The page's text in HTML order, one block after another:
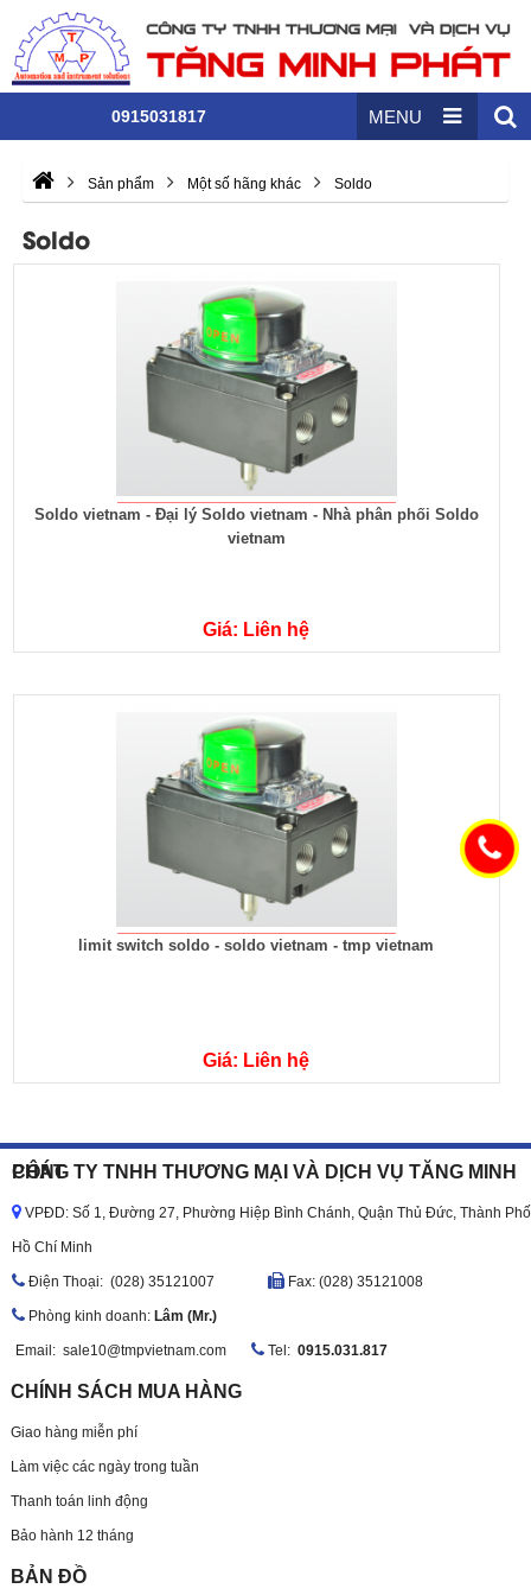
0915031817 MENU
Sản phẩm Một số hãng khác Soldo
Soldo
Soldo vietnam - Đại lý Soldo vietnam - Nhà phân phối Soldo
vietnam
Giá: Liên hệ
limit switch soldo - soldo vietnam - tmp vietnam
Giá: Liên hệ
CÔNG TY TNHH THƯƠNG MẠI VÀ DỊCH VỤ TĂNG MINH PHÁT
VPĐD: Số 1, Đường 27, Phường Hiệp Bình Chánh, Quận Thủ Đức, Thành Phố
Hồ Chí Minh
Ðiện Thoại: (028) 35121007 Fax: (028) 35121008
Phòng kinh doanh: Lâm (Mr.)
Email: sale10@tmpvietnam.com Tel: 0915.031.817
CHÍNH SÁCH MUA HÀNG
Giao hàng miễn phí
Làm việc các ngày trong tuần
Thanh toán linh động
Bảo hành 12 tháng
BẢN ĐỒ